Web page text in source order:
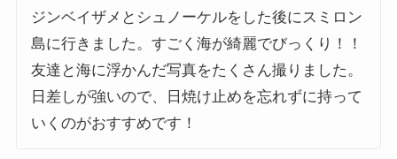
ジンベイザメとシュノーケルをした後にスミロン
島に行きました。すごく海が綺麗でびっくり！！
友達と海に浮かんだ写真をたくさん撮りました。
日差しが強いので、日焼け止めを忘れずに持って
いくのがおすすめです！